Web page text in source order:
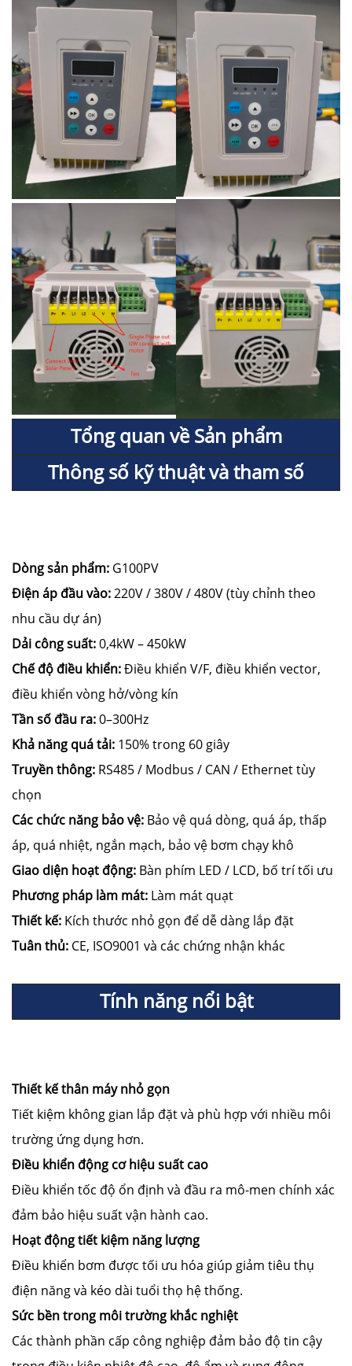
Tổng quan về Sản phẩm
Thông số kỹ thuật và tham số
Dòng sản phẩm: G100PV
Điện áp đầu vào:220V / 380V / 480V (tùy chỉnh theo
nhu cầu dự án)
Dải công suất:0,4kW – 450kW
Chế độ điều khiển:Điều khiển V/F, điều khiển vector,
điều khiển vòng hở/vòng kín
Tần số đầu ra:0–300Hz
Khả năng quá tải: 150% trong 60 giây
Truyền thông: RS485 / Modbus / CAN / Ethernet tùy
chọn
Các chức năng bảo vệ: Bảo vệ quá dòng, quá áp, thấp
áp, quá nhiệt, ngắn mạch, bảo vệ bơm chạy khô
Giao diện hoạt động: Bàn phím LED / LCD, bố trí tối ưu
Phương pháp làm mát: Làm mát quạt
Thiết kế: Kích thước nhỏ gọn để dễ dàng lắp đặt
Tuân thủ: CE, ISO9001 và các chứng nhận khác
Tính năng nổi bật
Thiết kế thân máy nhỏ gọn
Tiết kiệm không gian lắp đặt và phù hợp với nhiều môi
trường ứng dụng hơn.
Điều khiển động cơ hiệu suất cao
Điều khiển tốc độ ổn định và đầu ra mô-men chính xác
đảm bảo hiệu suất vận hành cao.
Hoạt động tiết kiệm năng lượng
Điều khiển bơm được tối ưu hóa giúp giảm tiêu thụ
điện năng và kéo dài tuổi thọ hệ thống.
Sức bền trong môi trường khắc nghiệt
Các thành phần cấp công nghiệp đảm bảo độ tin cậy